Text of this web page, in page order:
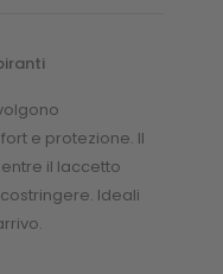
e protezione. Il
il laccetto
Ideali